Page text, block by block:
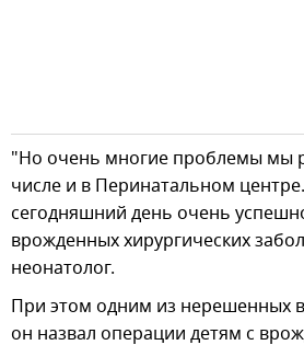
"Но очень многие проблемы мы
числе и в Перинатальном
сегодняшний день очень
врожденных хирургических
неонатолог.
При этом одним из нерешенных
он назвал операции детям с